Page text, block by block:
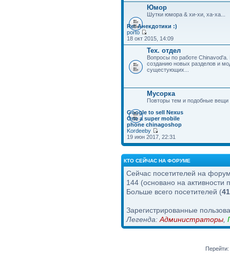
Юмор
Шутки юмора & хи-хи, ха-ха...
Re: Анекдотики :)
porto
18 окт 2015, 14:09
Тех. отдел
Вопросы по работе
созданию новых разделов и
сущестующих...
Мусорка
Повторы тем и подобные вещи
Google to sell Nexus
One a super mobile
phone chinagoshop
Kordeeby
19 июн 2017, 22:31
КТО СЕЙЧАС НА ФОРУМЕ
Сейчас посетителей на
144 (основано на активности
Больше всего посетителей (
Зарегистрированные
Легенда: Администраторы
Перейти: